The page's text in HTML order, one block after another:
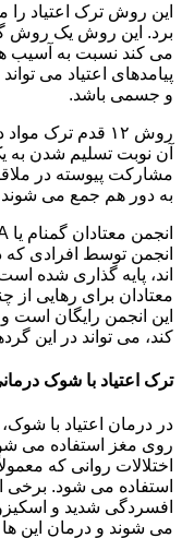
این روش ترک اعتیاد را
برد. این روش یک روش
می کند نسبت به آسیب ها
پیامدهای اعتیاد می
و جسمی باشد.
روش ۱۲ قدم ترک
آن نوبت تسلیم شدن به
مشارکت پیوسته در
به دور هم جمع می شوند
انجمن توسط افرادی که
اند، پایه گذاری شده
این انجمن رایگان است
کند، می تواند در این
ترک اعتیاد با شوک
در درمان اعتیاد با
روی مغز استفاده می
اختلالات روانی که
استفاده می شود. برخی
افسردگی شدید و
می شوند و درمان این